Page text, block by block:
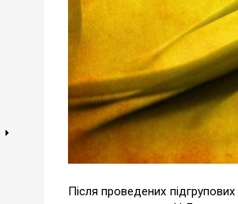
Після проведених